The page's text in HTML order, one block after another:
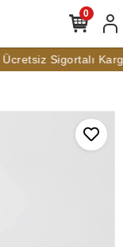
Sigortalı
0